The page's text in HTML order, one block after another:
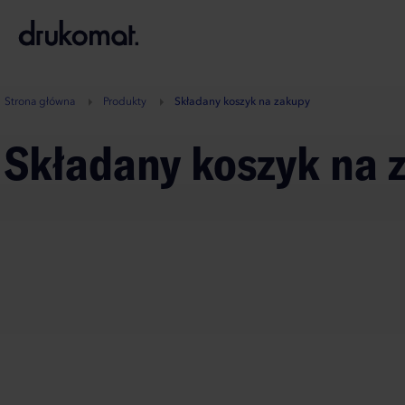
A
Strona główna Produkty Składany koszyk na zakupy
Składany koszyk na